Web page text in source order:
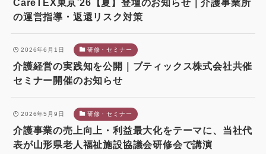
CareTEX東京’26【夏】登壇のお知らせ｜介護事業所
の運営指導・返還リスク対策
2026年6月1日 研修・セミナー
介護経営の実践知を公開｜ブティックス株式会社共催
セミナー開催のお知らせ
2026年5月9日 研修・セミナー
介護事業の売上向上・利益最大化をテーマに、当社代
表が山形県老人福祉施設協議会研修会で講演